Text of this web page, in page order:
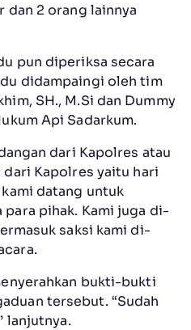
dan 2 orang lainnya
pun diperiksa secara
didampaingi oleh tim
SH., M.Si dan Dummy
Api Sadarkum.
dari Kapolres atau
Kapolres yaitu hari
datang untuk
para pihak. Kami juga di-
saksi kami di-
bukti-bukti
tersebut. “Sudah
lanjutnya.